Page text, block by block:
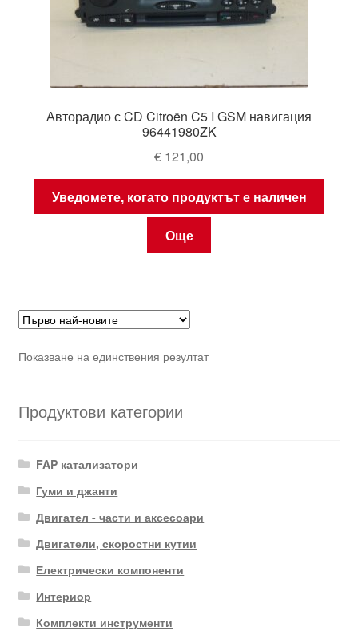
Авторадио с CD Citroën C5 I GSM навигация
96441980ZK
€ 121,00
Уведомете, когато продуктът е наличен
Още
Показване на единствения резултат
Продуктови категории
FAP катализатори
Гуми и джанти
Двигател - части и аксесоари
Двигатели, скоростни кутии
Електрически компоненти
Интериор
Комплекти инструменти